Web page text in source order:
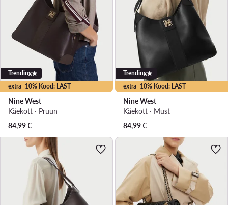
extra -10% Kood: LAST
Trending
Nine West
Käekott · Pruun
84,99€
extra -10% Kood: LAST
Trending
Nine West
Käekott · Must
84,99€